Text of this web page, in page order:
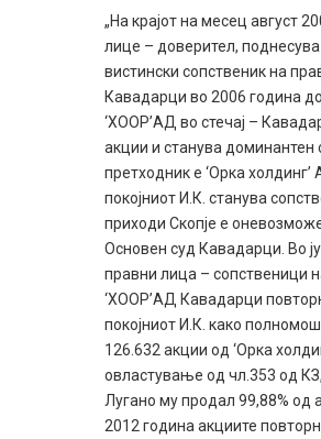
„На крајот на месец август
лице – доверител,
вистински сопственик на
Кавадарци во 2006 година
‘ХООР’АД во стечај –
акции и станува
претходник е ‘Орка
покојниот И.К. станува
приходи Скопје е
Основен суд Кавадарци. Во
правни лица – сопственици
‘ХООР’АД Кавадарци
покојниот И.К. како
126.632 акции од ‘Орка
овластување од чл.353 од
Лугано му продал 99,88% од
2012 година акциите